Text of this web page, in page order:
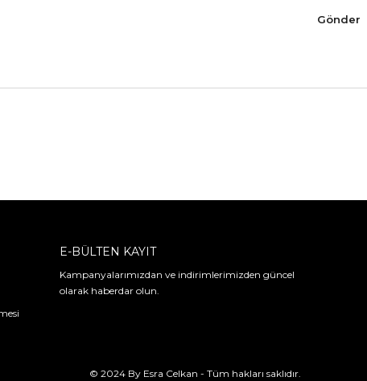
Gönder
E-BÜLTEN KAYIT
Kampanyalarımızdan ve indirimlerimizden güncel
olarak haberdar olun.
© 2024 By Esra Celkan - Tüm hakları saklıdır.